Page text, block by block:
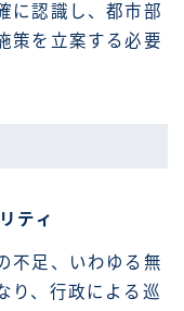
に認識し、都市部
策を立案する必要
ティ
不足、いわゆる無
り、行政による巡